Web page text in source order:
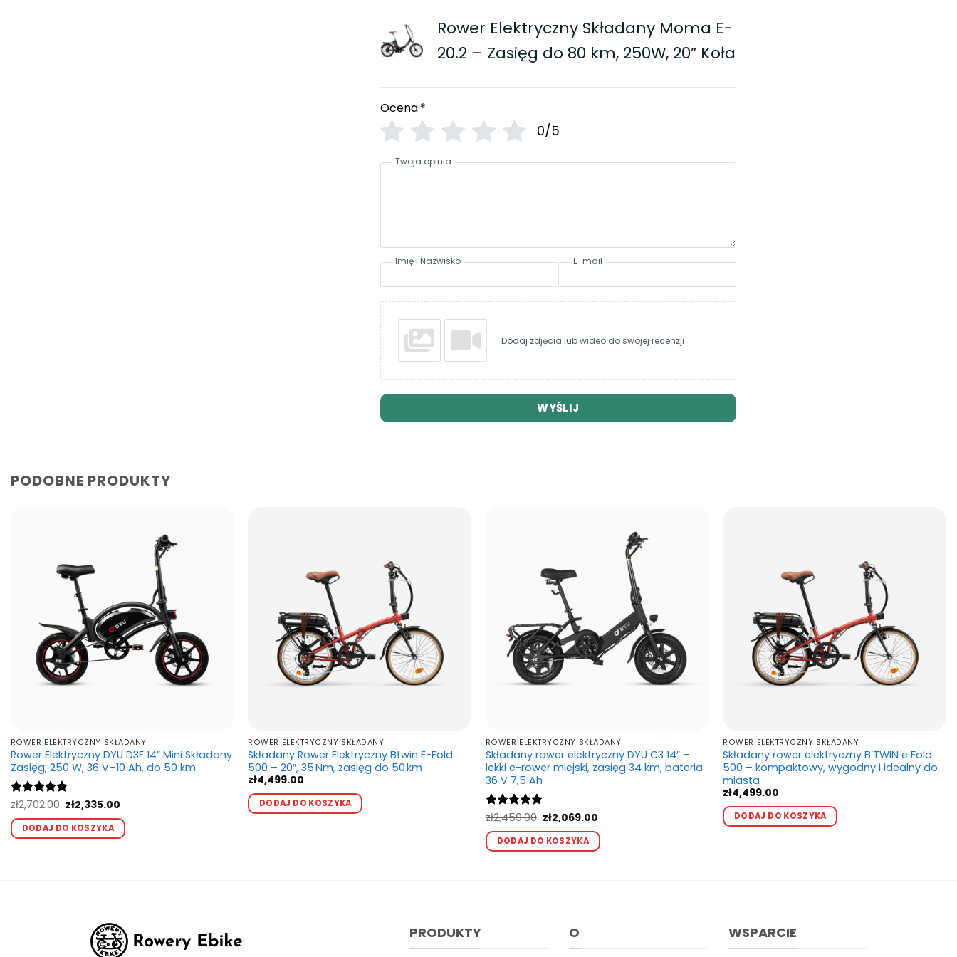
Rower Elektryczny Składany Moma E-
20.2 – Zasięg do 80 km, 250W, 20” Koła
Ocena*
0/5
Twoja opinia
Imię i Nazwisko E-mail
Dodaj zdjęcia lub wideo do swojej recenzji
WYŚLIJ
PODOBNE PRODUKTY
ROWER ELEKTRYCZNY SKŁADANY
Rower Elektryczny DYU D3F 14″ Mini Składany
Zasięg, 250 W, 36 V–10 Ah, do 50 km
Oceniono
zł2,702.00 Pierwotna
cena
wynosiła:
zł2,702.00.
zł2,335.00
wynosi:
zł2,335.00.
DODAJ DO KOSZYKA
wybrać
na
ROWER ELEKTRYCZNY SKŁADANY
Składany Rower Elektryczny Btwin E-Fold
500 – 20″, 35 Nm, zasięg do 50 km
zł4,499.00
DODAJ DO KOSZYKA
ROWER ELEKTRYCZNY SKŁADANY
Składany rower elektryczny DYU C3 14″ –
lekki e-rower miejski, zasięg 34 km, bateria
36 V 7,5 Ah
Oceniono5
zł2,459.00 Pierwotna
cena
wynosiła:
zł2,459.00.
zł2,069.00
wynosi:
zł2,069.00.
DODAJ DO KOSZYKA
ROWER ELEKTRYCZNY SKŁADANY
Składany rower elektryczny B’TWIN e Fold
500 – kompaktowy, wygodny i idealny do
miasta
zł4,499.00
DODAJ DO KOSZYKA
PRODUKTY O WSPARCIE